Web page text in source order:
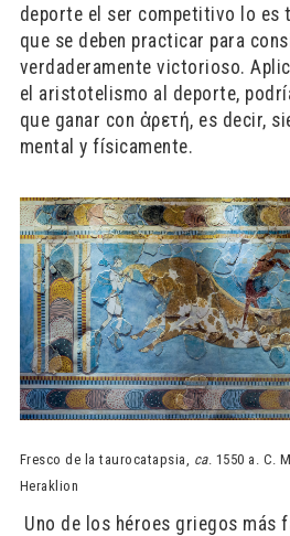
deporte el ser competitivo lo es
que se deben practicar para
verdaderamente victorioso.
el aristotelismo al deporte,
que ganar con ἀρετή, es decir,
mental y físicamente.
Fresco de la taurocatapsia, ca. 1550 a. C.
Heraklion
Uno de los héroes griegos